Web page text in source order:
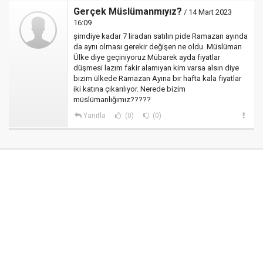
Gerçek Müslümanmıyız? / 14 Mart 2023
16:09
şimdiye kadar 7 liradan satılın pide Ramazan ayında
da aynı olması gerekir değişen ne oldu. Müslüman
Ülke diye geçiniyoruz Mübarek ayda fiyatlar
düşmesi lazım fakir alamıyan kim varsa alsın diye
bizim ülkede Ramazan Ayına bir hafta kala fiyatlar
iki katına çıkarılıyor. Nerede bizim
müslümanlığımız?????
Yanıtla (0) (0)